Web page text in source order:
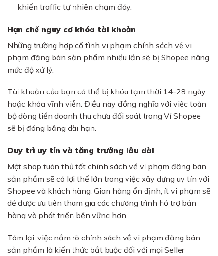
khiến traffic tự nhiên chạm đáy.
Hạn chế nguy cơ khóa tài khoản
Những trường hợp cố tình vi phạm chính sách về vi
phạm đăng bán sản phẩm nhiều lần sẽ bị Shopee nâng
mức độ xử lý.
Tài khoản của bạn có thể bị khóa tạm thời 14-28 ngày
hoặc khóa vĩnh viễn. Điều này đồng nghĩa với việc toàn
bộ dòng tiền doanh thu chưa đối soát trong Ví Shopee
sẽ bị đóng băng dài hạn.
Duy trì uy tín và tăng trưởng lâu dài
Một shop tuân thủ tốt chính sách về vi phạm đăng bán
sản phẩm sẽ có lợi thế lớn trong việc xây dựng uy tín với
Shopee và khách hàng. Gian hàng ổn định, ít vi phạm sẽ
dễ được ưu tiên tham gia các chương trình hỗ trợ bán
hàng và phát triển bền vững hơn.
Tóm lại, việc nắm rõ chính sách về vi phạm đăng bán
sản phẩm là kiến thức bắt buộc đối với mọi Seller